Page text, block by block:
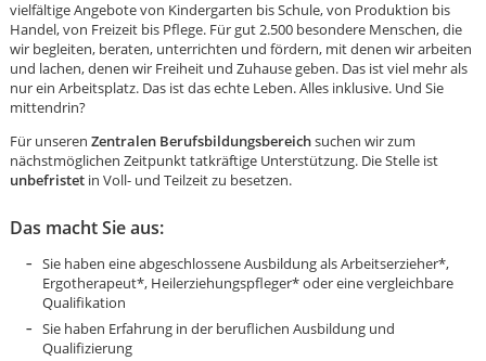
vielfältige Angebote von Kindergarten bis Schule, von Produktion bis
Handel, von Freizeit bis Pflege. Für gut 2.500 besondere Menschen, die
wir begleiten, beraten, unterrichten und fördern, mit denen wir arbeiten
und lachen, denen wir Freiheit und Zuhause geben. Das ist viel mehr als
nur ein Arbeitsplatz. Das ist das echte Leben. Alles inklusive. Und Sie
mittendrin?
Für unseren Zentralen Berufsbildungsbereichsuchen wir zum
nächstmöglichen Zeitpunkt tatkräftige Unterstützung. Die Stelle ist
unbefristetin Voll- und Teilzeit zu besetzen.
Das macht Sie aus:
Sie haben eine abgeschlossene Ausbildung als Arbeitserzieher*,
Ergotherapeut*, Heilerziehungspfleger* oder eine vergleichbare
Qualifikation
Sie haben Erfahrung in der beruflichen Ausbildung und
Qualifizierung
Karte anzeigen